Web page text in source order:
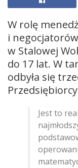
W rolę
i
w Stalowej
do 17 lat. W
odbyła się
Jest to